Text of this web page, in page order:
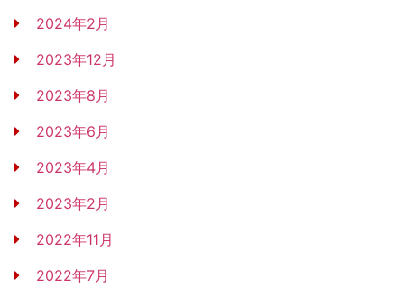
2024年2月
2023年12月
2023年8月
2023年6月
2023年4月
2023年2月
2022年11月
2022年7月